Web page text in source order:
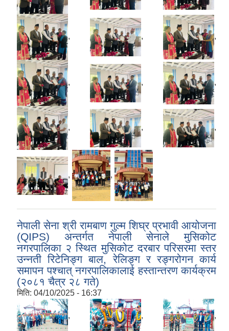
, , ,
, , ,
, , ,
, ,
नेपाली सेना श्री रामबाण गुल्म शिघ्र प्रभावी आयोजना
(QIPS) अन्तर्गत नेपाली सेनाले मुसिकोट
नगरपालिका २ स्थित मुसिकोट दरबार परिसरमा स्तर
उन्नती रिटेनिङ्ग बाल, रेलिङ्ग र रङ्गरोगन कार्य
समापन पश्चात् नगरपालिकालाई हस्तान्तरण कार्यक्रम
(२०८१ चैत्र २८ गते)
मिति: 04/10/2025 - 16:37
, , ,